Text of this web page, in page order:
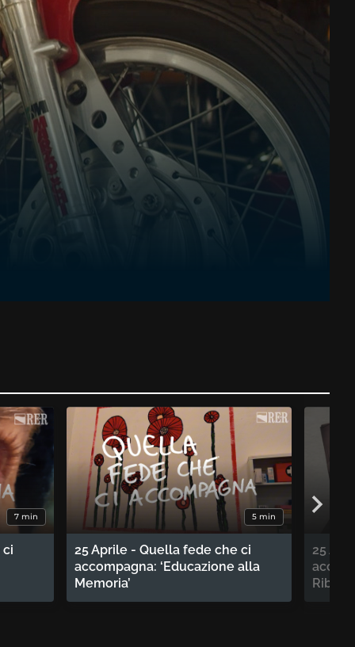
7 min
ci
5 min
25 Aprile - Quella fede che ci
accompagna: ‘Educazione alla
Memoria’
25